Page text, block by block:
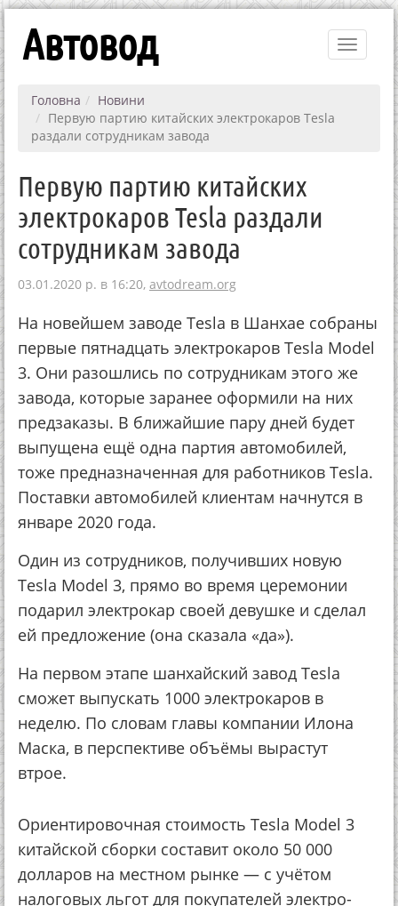
Toggle
Автовод
Головна
Новини
Первую партию китайских электрокаров Tesla
раздали сотрудникам завода
Первую партию китайских
электрокаров Tesla раздали
сотрудникам завода
03.01.2020 р. в 16:20, avtodream.org
На новейшем заводе Tesla в Шанхае собраны
первые пятнадцать электро­каров Tesla Model
3. Они разошлись по сотрудникам этого же
завода, которые заранее оформили на них
пред­заказы. В ближайшие пару дней будет
выпущена ещё одна партия автомобилей,
тоже предназ­наченная для работников Tesla.
Поставки автомобилей клиентам начнутся в
январе 2020 года.
Один из сотрудников, получивших новую
Tesla Model 3, прямо во время церемонии
подарил электрокар своей девушке и сделал
ей предложе­ние (она сказала «да»).
На первом этапе шанхайский завод Tesla
сможет выпускать 1000 электро­каров в
неделю. По словам главы компании Илона
Маска, в перспективе объёмы вырастут
втрое.
Ориентировочная стоимость Tesla Model 3
китайской сборки составит около 50 000
долларов на местном рынке — с учётом
налоговых льгот для покупателей электро­